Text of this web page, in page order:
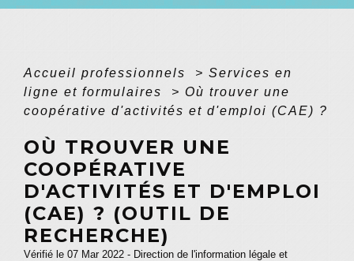
Accueil professionnels > Services en
ligne et formulaires
> Où trouver une
coopérative d'activités et d'emploi (CAE) ?
OÙ TROUVER UNE
COOPÉRATIVE
D'ACTIVITÉS ET D'EMPLOI
(CAE) ? (OUTIL DE
RECHERCHE)
Vérifié le 07 Mar 2022 - Direction de l'information légale et